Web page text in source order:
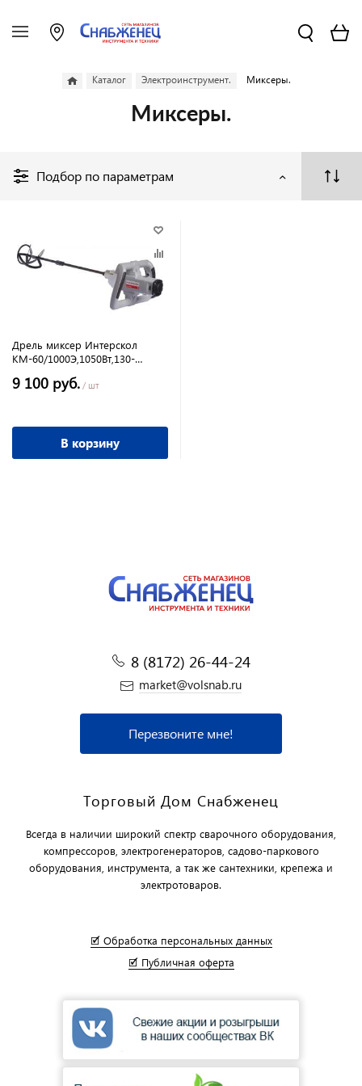
Каталог Электроинструмент. Миксеры.
Миксеры.
Подбор по параметрам
Дрель миксер Интерскол
КМ-60/1000Э,1050Вт,130-
max120л,смеси-max60л
9 100 руб. / шт
В корзину
8 (8172) 26-44-24
market@volsnab.ru
Перезвоните мне!
Торговый Дом Снабженец
Всегда в наличии широкий спектр сварочного оборудования,
компрессоров, электрогенераторов, садово-паркового
оборудования, инструмента, а так же сантехники, крепежа и
электротоваров.
🗹 Обработка персональных данных
🗹 Публичная оферта